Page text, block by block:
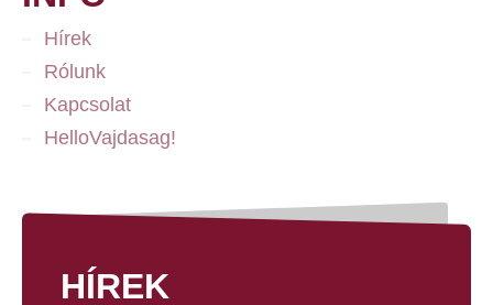
Hírek
Rólunk
Kapcsolat
HelloVajdasag!
HÍREK